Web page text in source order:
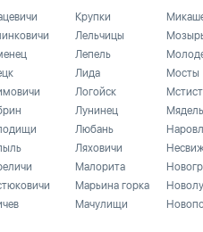
Крупки
Лельчицы
Лепель
Лида
Логойск
Лунинец
Любань
Ляховичи
Малорита
Марьина горка
Мачулищи
Мосты
Мядель